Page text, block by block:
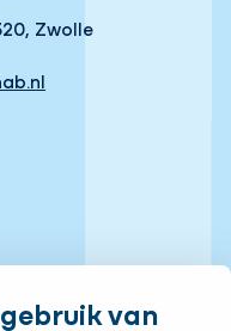
van
Zwolle